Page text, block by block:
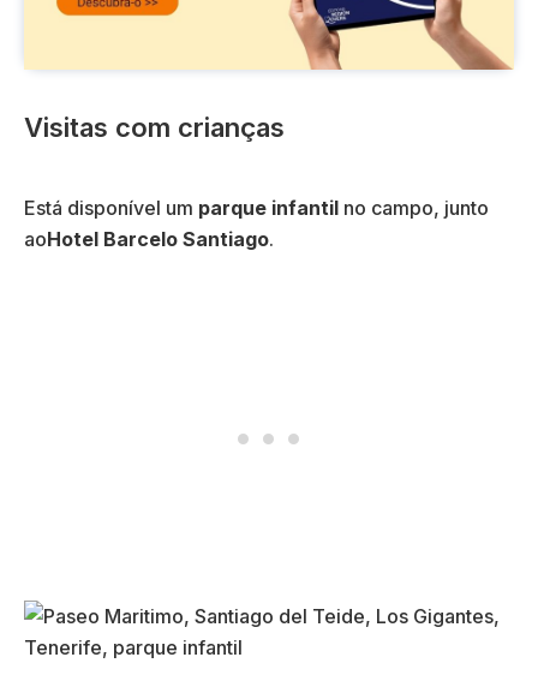
Visitas com crianças
Está disponível um parque infantil no campo, junto
aoHotel Barcelo Santiago.